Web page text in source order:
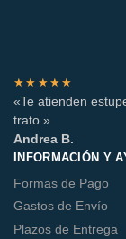
★★★★★
«Te atienden
trato.»
Andrea B.
INFORMACIÓN Y
Formas de Pago
Gastos de Envío
Plazos de Entrega